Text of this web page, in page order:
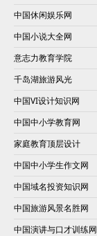
中国休闲娱乐网
中国小说大全网
意志力教育学院
千岛湖旅游风光
中国VI设计知识网
中国中小学教育网
家庭教育顶层设计
中国中小学生作文网
中国域名投资知识网
中国旅游风景名胜网
中国演讲与口才训练网